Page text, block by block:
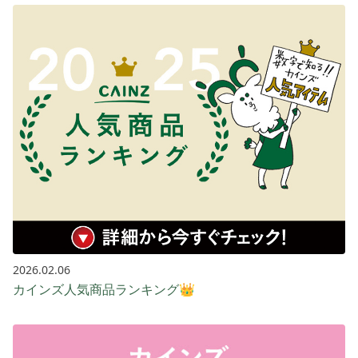
2026.02.06
カインズ人気商品ランキング👑